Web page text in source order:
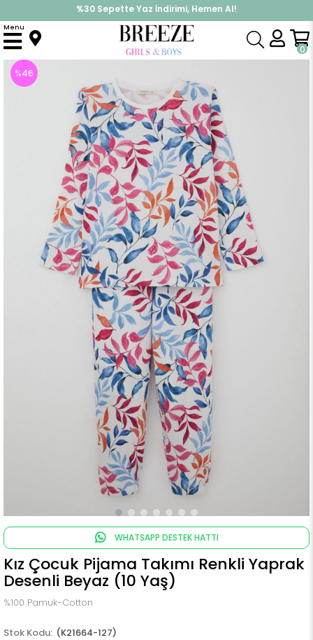
%30 Sepette Yaz İndirimi, Hemen Al!
İndirimlere ek %10 İndirimi Kap, Hemen Üye Ol!
0
Menu
Anasayfa Pijama & İç Giyim KIZ Pijama Takımları Kız Çocuk Pijama Takımı Renkli Yaprak Desenli Beyaz (10 Yaş)
%46
WHATSAPP DESTEK HATTI
Kız Çocuk Pijama Takımı Renkli Yaprak
Desenli Beyaz (10 Yaş)
%100 Pamuk-Cotton
(K21664-127)